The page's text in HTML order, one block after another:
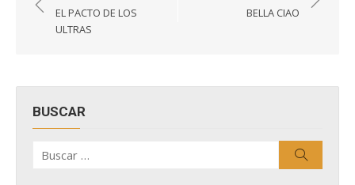
de
entradas
EL PACTO DE LOS
ULTRAS
BELLA CIAO
BUSCAR
por: